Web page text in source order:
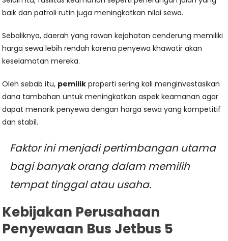
baik dan patroli rutin juga meningkatkan nilai sewa.
Sebaliknya, daerah yang rawan kejahatan cenderung memiliki
harga sewa lebih rendah karena penyewa khawatir akan
keselamatan mereka.
Oleh sebab itu, pemilik properti sering kali menginvestasikan
dana tambahan untuk meningkatkan aspek keamanan agar
dapat menarik penyewa dengan harga sewa yang kompetitif
dan stabil.
Faktor ini menjadi pertimbangan utama
bagi banyak orang dalam memilih
tempat tinggal atau usaha.
Kebijakan Perusahaan
Penyewaan Bus Jetbus 5